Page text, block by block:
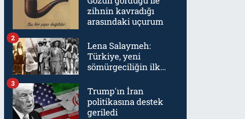
zihnin kavradığı
arasındaki uçurum
Lena Salaymeh:
Türkiye, yeni
sömürgeciliğin ilk
2
Trump'ın İran
politikasına destek
geriledi
3